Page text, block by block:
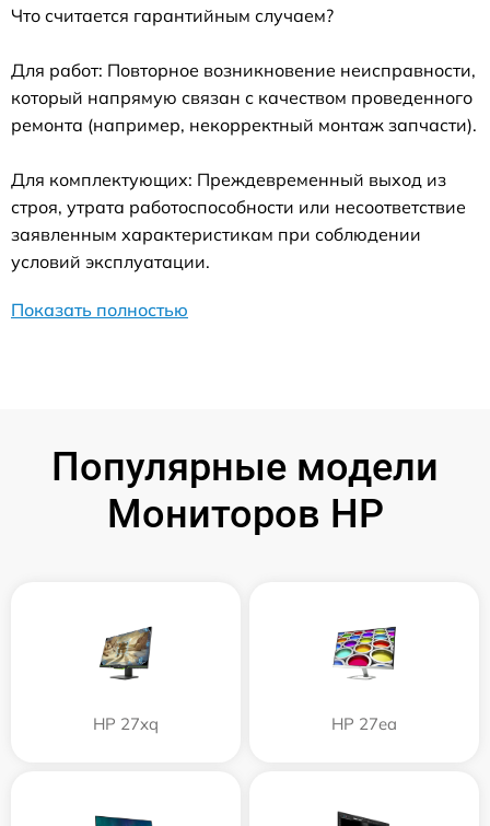
Что считается гарантийным случаем?
Для работ: Повторное возникновение неисправности,
который напрямую связан с качеством проведенного
ремонта (например, некорректный монтаж запчасти).
Для комплектующих: Преждевременный выход из
строя, утрата работоспособности или несоответствие
заявленным характеристикам при соблюдении
условий эксплуатации.
Показать полностью
Популярные модели
Мониторов HP
HP 27xq HP 27ea